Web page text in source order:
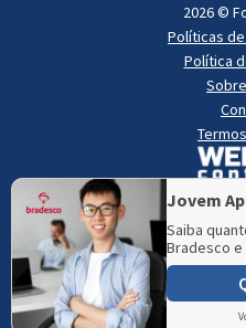
Jovem
Saiba
Bradesco
2026 ©
Políticas
Política
Folha do Sul é mantido e
criação de sites